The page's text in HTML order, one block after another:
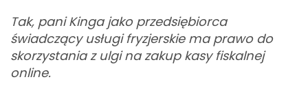
Tak, pani Kinga jako przedsiębiorca
świadczący usługi fryzjerskie ma prawo do
skorzystania z ulgi na zakup kasy fiskalnej
online.